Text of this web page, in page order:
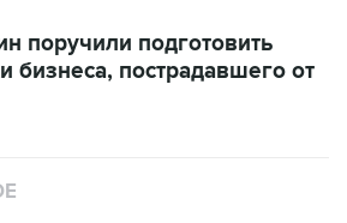
поручили подготовить
бизнеса, пострадавшего от